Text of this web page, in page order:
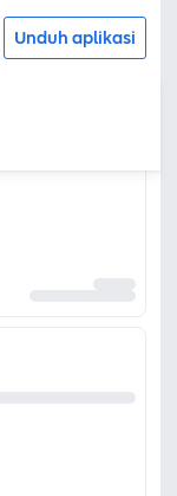
Unduh aplikasi